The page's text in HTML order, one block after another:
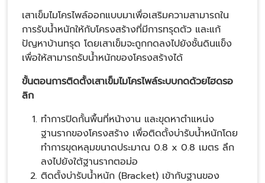
เสาเข็มไมโครไพล์ออกแบบมาเพื่อเสริมความสามารถใน
การรับน้ำหนักให้กับโครงสร้างที่มีการทรุดตัว และแก้
ปัญหาบ้านทรุด โดยเสาเข็มจะถูกกดลงไปยังชั้นดินแข็ง
เพื่อให้สามารถรับน้ำหนักของโครงสร้างได้
ขั้นตอนการติดตั้งเสาเข็มไมโครไพล์ระบบกดด้วยไฮดรอ
ลิก
ทำการปิดกั้นพื้นที่หน้างาน และขุดหาตำแหน่ง
ฐานรากของโครงสร้าง เพื่อติดตั้งบ่ารับน้ำหนักโดย
ทำการขุดหลุมขนาดประมาณ 0.8 x 0.8 เมตร ลึก
ลงไปยังใต้ฐานรากตอม่อ
ติดตั้งบ่ารับน้ำหนัก (Bracket) เข้ากับฐานของ